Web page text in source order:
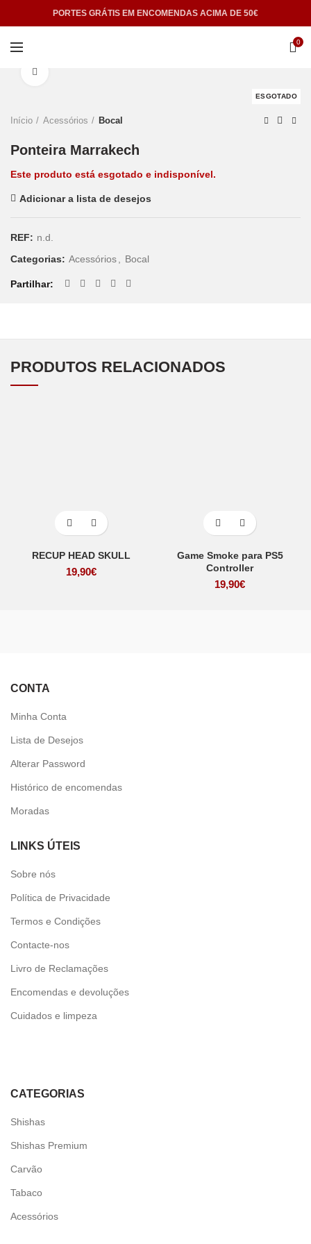
PORTES GRÁTIS EM ENCOMENDAS ACIMA DE 50€
0
ESGOTADO
Início Acessórios Bocal
Ponteira Marrakech
Este produto está esgotado e indisponível.
Adicionar a lista de desejos
REF: n.d.
Categorias: Acessórios Bocal
Partilhar
PRODUTOS RELACIONADOS
RECUP HEAD SKULL
19,90€
Game Smoke para PS5
Controller
19,90€
CONTA
Minha Conta
Lista de Desejos
Alterar Password
Histórico de encomendas
Moradas
LINKS ÚTEIS
Sobre nós
Política de Privacidade
Termos e Condições
Contacte-nos
Livro de Reclamações
Encomendas e devoluções
Cuidados e limpeza
CATEGORIAS
Shishas
Shishas Premium
Carvão
Tabaco
Acessórios